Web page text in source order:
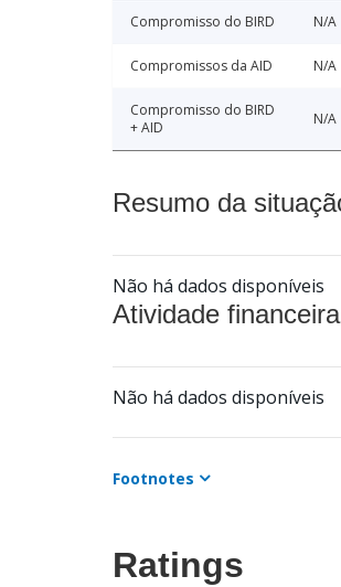
Compromisso do BIRD N/A
Compromissos da AID N/A
Compromisso do BIRD
+ AID
N/A
Resumo da
Não há dados disponíveis
Atividade
Não há dados disponíveis
Footnotes
Ratings